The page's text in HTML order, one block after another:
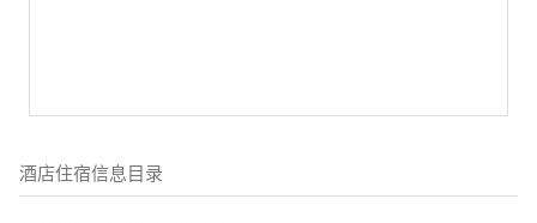
酒店住宿信息目录